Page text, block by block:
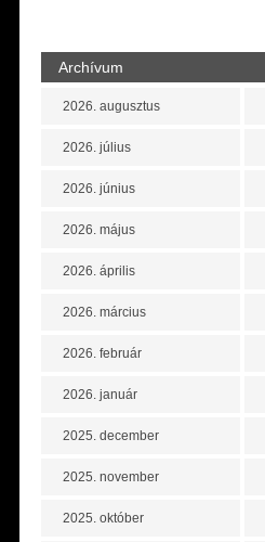
Archívum
2026. augusztus
2026. július
2026. június
2026. május
2026. április
2026. március
2026. február
2026. január
2025. december
2025. november
2025. október